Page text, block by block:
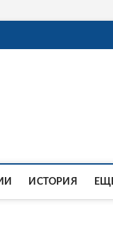
ИСТОРИЯ